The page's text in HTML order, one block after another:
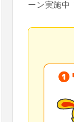
ーン実施中